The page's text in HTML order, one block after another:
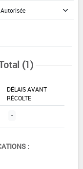
(1)
DÉLAIS AVANT
RÉCOLTE
-
: